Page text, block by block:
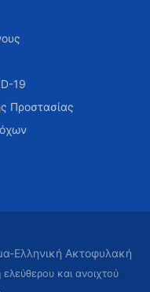
19
Προστασίας
Ελληνική Ακτοφυλακή
και ανοιχτού